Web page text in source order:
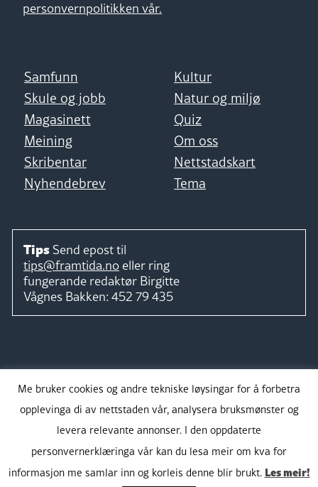
personvernpolitikken vår.
Samfunn
Kultur
Skule og jobb
Natur og miljø
Magasinett
Quiz
Meining
Om oss
Skribentar
Nettstadskart
Nyhendebrev
Tema
Tips Send epost til
tips@framtida.no eller ring
fungerande redaktør Birgitte
Vågnes Bakken: 452 79 435
Takk for støtta:
Me bruker cookies og andre tekniske løysingar for å forbetra
opplevinga di av nettstaden vår, analysera bruksmønster og
levera relevante annonser. I den oppdaterte
personvernerklæringa vår kan du lesa meir om kva for
informasjon me samlar inn og korleis denne blir brukt. Les meir!